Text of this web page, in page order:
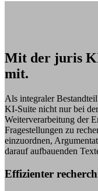
Mit der juris
mit.
Als integraler
KI-Suite nicht nur bei
Weiterverarbeitung der
Fragestellungen zu
einzuordnen,
darauf aufbauenden
Effizienter